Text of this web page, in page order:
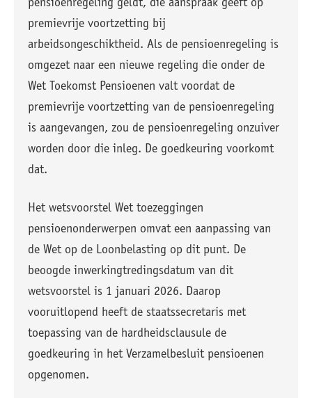
pensioenregeling geldt, die aanspraak geeft op
premievrije voortzetting bij
arbeidsongeschiktheid. Als de pensioenregeling is
omgezet naar een nieuwe regeling die onder de
Wet Toekomst Pensioenen valt voordat de
premievrije voortzetting van de pensioenregeling
is aangevangen, zou de pensioenregeling onzuiver
worden door die inleg. De goedkeuring voorkomt
dat.
Het wetsvoorstel Wet toezeggingen
pensioenonderwerpen omvat een aanpassing van
de Wet op de Loonbelasting op dit punt. De
beoogde inwerkingtredingsdatum van dit
wetsvoorstel is 1 januari 2026. Daarop
vooruitlopend heeft de staatssecretaris met
toepassing van de hardheidsclausule de
goedkeuring in het Verzamelbesluit pensioenen
opgenomen.